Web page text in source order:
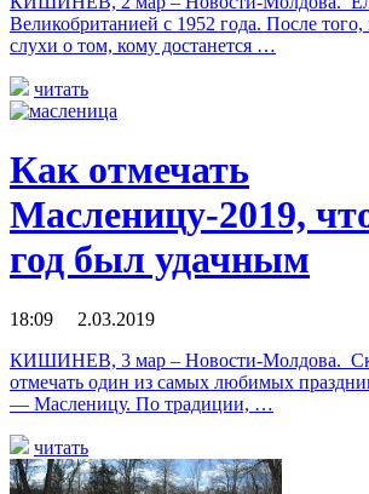
Великобританией с 1952 года. После того,
слухи о том, кому достанется …
читать
Как отмечать
Масленицу-2019,
год был удачным
18:09 2.03.2019
КИШИНЕВ, 3 мар – Новости-Молдова.
отмечать один из самых любимых
— Масленицу. По традиции, …
читать